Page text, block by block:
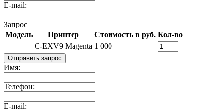
E-mail:
Запрос
Модель
Принтер Стоимость в руб. Кол-во
C-EXV9 Magenta 1 000
Отправить запрос
Имя:
Телефон:
E-mail: